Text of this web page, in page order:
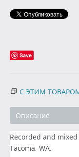
Save
С ЭТИМ
Описание
Recorded and
Tacoma, WA.